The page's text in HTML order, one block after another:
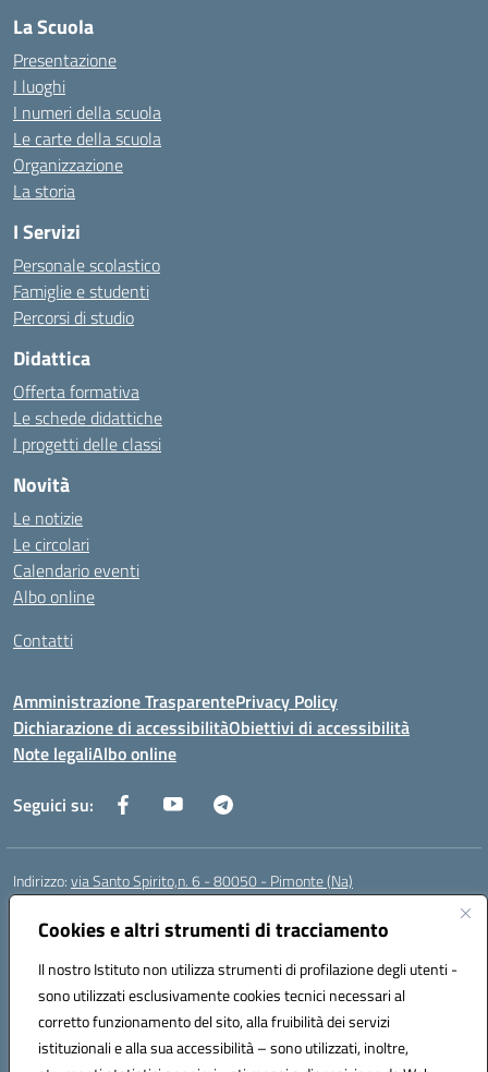
Cookies e altri strumenti di tracciamento
Il nostro Istituto non utilizza strumenti di profilazione degli utenti -
sono utilizzati esclusivamente cookies tecnici necessari al
corretto funzionamento del sito, alla fruibilità dei servizi
istituzionali e alla sua accessibilità – sono utilizzati, inoltre,
La Scuola
Presentazione
I luoghi
I numeri della scuola
Le carte della scuola
Organizzazione
La storia
I Servizi
Personale scolastico
Famiglie e studenti
Percorsi di studio
Didattica
Offerta formativa
Le schede didattiche
I progetti delle classi
Novità
Le notizie
Le circolari
Calendario eventi
Albo online
Contatti
Amministrazione TrasparentePrivacy Policy
Dichiarazione di accessibilitàObiettivi di accessibilità
Note legaliAlbo online
Seguici su:
Indirizzo:via Santo Spirito,n. 6 - 80050 - Pimonte (Na)
Centralino:
Posta elettronica certificata (PEC):naic86400x@pec.istruzione.it
Codice fiscale: 82008870634
Codice meccanografico:NAIC86400X
Codice Indice delle Pubbliche Amministrazioni (IPA): ISTSC_NAIC86400X
Codice unico di fatturazione (CUF): UF5NKX